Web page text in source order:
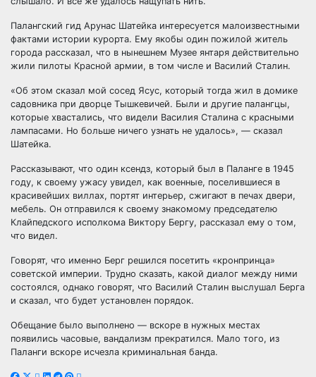
Палангский гид Арунас Шатейка интересуется малоизвестными
фактами истории курорта. Ему якобы один пожилой житель
города рассказал, что в нынешнем Музее янтаря действительно
жили пилоты Красной армии, в том числе и Василий Сталин.
«Об этом сказал мой сосед Ясус, который тогда жил в домике
садовника при дворце Тышкевичей. Были и другие палангцы,
которые хвастались, что видели Василия Сталина с красными
лампасами. Но больше ничего узнать не удалось», — сказал
Шатейка.
Рассказывают, что один ксендз, который был в Паланге в 1945
году, к своему ужасу увидел, как военные, поселившиеся в
красивейших виллах, портят интерьер, сжигают в печах двери,
мебель. Он отправился к своему знакомому председателю
Клайпедского исполкома Виктору Бергу, рассказал ему о том,
что видел.
Говорят, что именно Берг решился посетить «кронпринца»
советской империи. Трудно сказать, какой диалог между ними
состоялся, однако говорят, что Василий Сталин выслушал Берга
и сказал, что будет установлен порядок.
Обещание было выполнено — вскоре в нужных местах
появились часовые, вандализм прекратился. Мало того, из
Паланги вскоре исчезла криминальная банда.